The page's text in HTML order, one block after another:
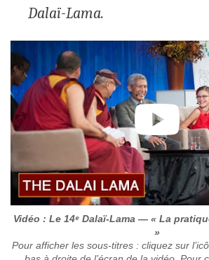
Dalaï-Lama.
Vidéo : Le 14ᵉ Dalaï-Lama — « La
»
Pour afficher les sous-titres : cliquez sur